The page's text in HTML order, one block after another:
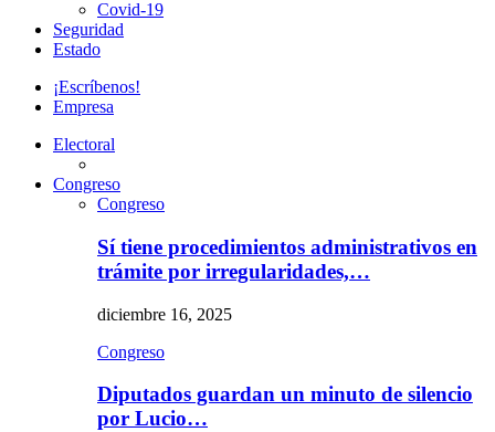
Covid-19
Seguridad
Estado
¡Escríbenos!
Empresa
Electoral
Congreso
Congreso
Sí tiene procedimientos administrativos en
trámite por irregularidades,…
diciembre 16, 2025
Congreso
Diputados guardan un minuto de silencio
por Lucio…